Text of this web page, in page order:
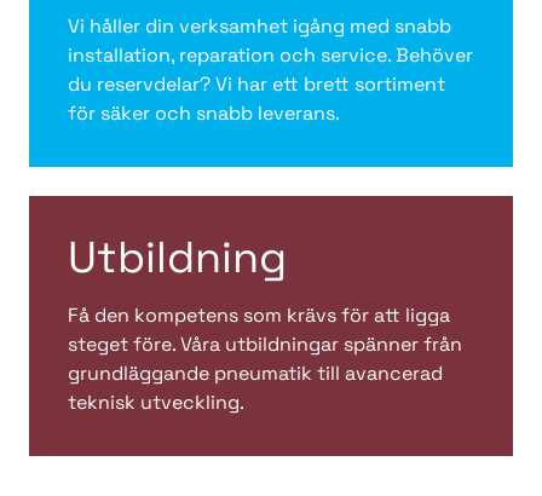
Vi håller din verksamhet igång med snabb
installation, reparation och service. Behöver
du reservdelar? Vi har ett brett sortiment
för säker och snabb leverans.
Utbildning
Få den kompetens som krävs för att ligga
steget före. Våra utbildningar spänner från
grundläggande pneumatik till avancerad
teknisk utveckling.